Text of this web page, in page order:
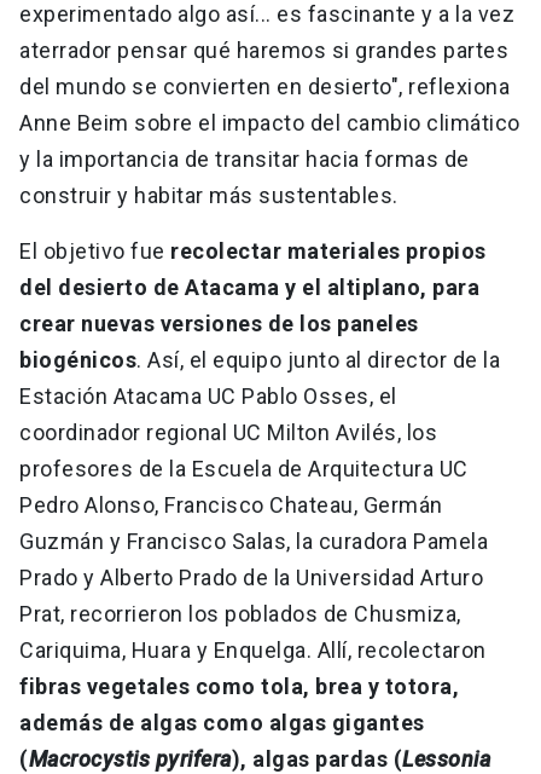
experimentado algo así... es fascinante y a la vez
aterrador pensar qué haremos si grandes partes
del mundo se convierten en desierto", reflexiona
Anne Beim sobre el impacto del cambio climático
y la importancia de transitar hacia formas de
construir y habitar más sustentables.
El objetivo fue recolectar materiales propios
del desierto de Atacama y el altiplano, para
crear nuevas versiones de los paneles
biogénicos. Así, el equipo junto al director de la
Estación Atacama UC Pablo Osses, el
coordinador regional UC Milton Avilés, los
profesores de la Escuela de Arquitectura UC
Pedro Alonso, Francisco Chateau, Germán
Guzmán y Francisco Salas, la curadora Pamela
Prado y Alberto Prado de la Universidad Arturo
Prat, recorrieron los poblados de Chusmiza,
Cariquima, Huara y Enquelga. Allí, recolectaron
fibras vegetales como tola, brea y totora,
además de algas como algas gigantes
(Macrocystis pyrifera), algas pardas (Lessonia